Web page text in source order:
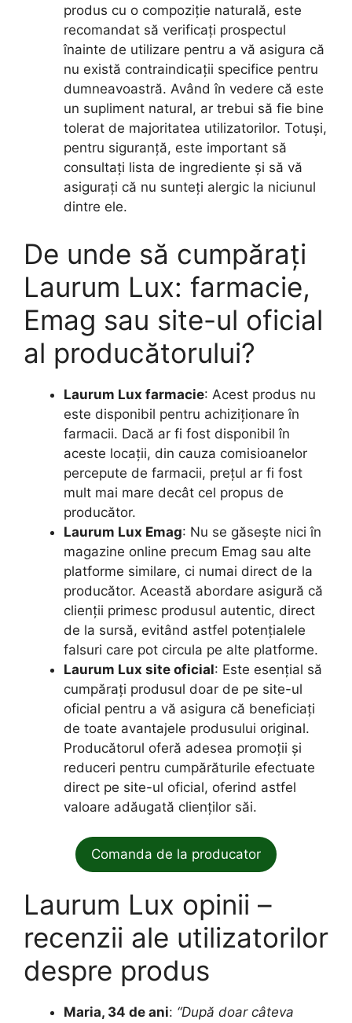
produs cu o compoziție naturală, este
recomandat să verificați prospectul
înainte de utilizare pentru a vă asigura că
nu există contraindicații specifice pentru
dumneavoastră. Având în vedere că este
un supliment natural, ar trebui să fie bine
tolerat de majoritatea utilizatorilor. Totuși,
pentru siguranță, este important să
consultați lista de ingrediente și să vă
asigurați că nu sunteți alergic la niciunul
dintre ele.
De unde să cumpărați
Laurum Lux: farmacie,
Emag sau site-ul oficial
al producătorului?
Laurum Lux farmacie: Acest produs nu
este disponibil pentru achiziționare în
farmacii. Dacă ar fi fost disponibil în
aceste locații, din cauza comisioanelor
percepute de farmacii, prețul ar fi fost
mult mai mare decât cel propus de
producător.
Laurum Lux Emag: Nu se găsește nici în
magazine online precum Emag sau alte
platforme similare, ci numai direct de la
producător. Această abordare asigură că
clienții primesc produsul autentic, direct
de la sursă, evitând astfel potențialele
falsuri care pot circula pe alte platforme.
Laurum Lux site oficial: Este esențial să
cumpărați produsul doar de pe site-ul
oficial pentru a vă asigura că beneficiați
de toate avantajele produsului original.
Producătorul oferă adesea promoții și
reduceri pentru cumpărăturile efectuate
direct pe site-ul oficial, oferind astfel
valoare adăugată clienților săi.
Comanda de la producator
Laurum Lux opinii –
recenzii ale utilizatorilor
despre produs
Maria, 34 de ani: “După doar câteva